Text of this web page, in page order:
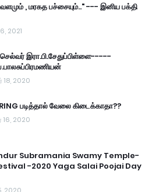
, மரகத பச்சையும்.." --- இனிய பக்தி
2021
இரா.பி.சேதுப்பிள்ளை-----
2020
படித்தால் வேலை கிடைக்காதா??
16, 2020
Subramania Swamy Temple-
-2020 Yaga Salai Poojai Day